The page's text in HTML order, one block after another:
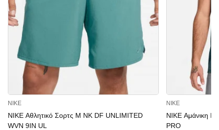
NIKE
NIKE Αθλητικό Σορτς M NK DF UNLIMITED
WVN 9IN UL
NIKE
NIKE Αμάνικη
PRO